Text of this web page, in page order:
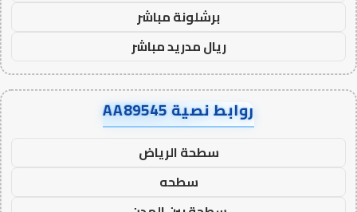
برشلونة مباشر
ريال مدريد مباشر
روابط نصية AA89545
سطحة الرياض
سطحه